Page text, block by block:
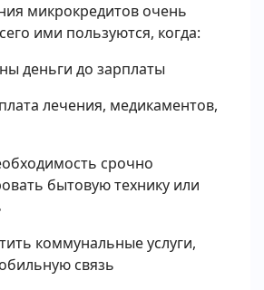
микрокредитов очень
ими пользуются, когда:
деньги до зарплаты
лечения, медикаментов,
срочно
бытовую технику или
коммунальные услуги,
связь